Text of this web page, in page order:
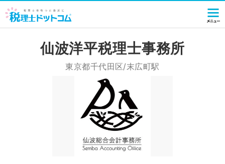
仙波洋平税理士事務所
東京都千代田区/末広町駅